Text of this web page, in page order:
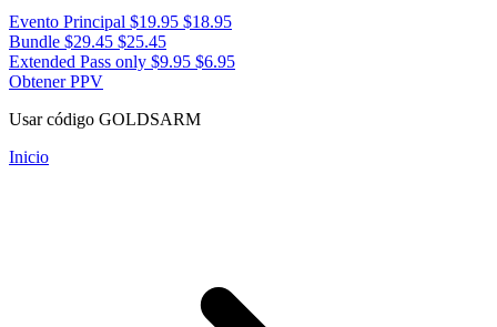
Evento Principal $19.95 $18.95
Bundle $29.45 $25.45
Extended Pass only $9.95 $6.95
Obtener PPV
Usar código GOLDSARM
Inicio